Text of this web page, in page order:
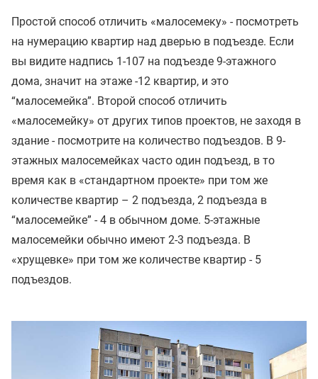
Простой способ отличить «малосемеку» - посмотреть
на нумерацию квартир над дверью в подъезде. Если
вы видите надпись 1-107 на подъезде 9-этажного
дома, значит на этаже -12 квартир, и это
“малосемейка”. Второй способ отличить
«малосемейку» от других типов проектов, не заходя в
здание - посмотрите на количество подъездов. В 9-
этажных малосемейках часто один подъезд, в то
время как в «стандартном проекте» при том же
количестве квартир – 2 подъезда, 2 подъезда в
“малосемейке” - 4 в обычном доме. 5-этажные
малосемейки обычно имеют 2-3 подъезда. В
«хрущевке» при том же количестве квартир - 5
подъездов.